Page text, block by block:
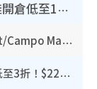
開倉優惠 | 尖沙咀海港城名牌波鞋開倉低至1折！On鞋$899起／Joy&Peace鞋履$98起
開倉優惠｜銅鑼灣時代廣場Doughnut/Campo Marzio開倉低至1折！背囊、書包、手袋劈價$200起
廚具開倉｜特福Tefal廚具/家電開倉低至3折！$220起買平底鍋/炒鑊/湯煲！電飯煲/吸塵機/燙斗$418起